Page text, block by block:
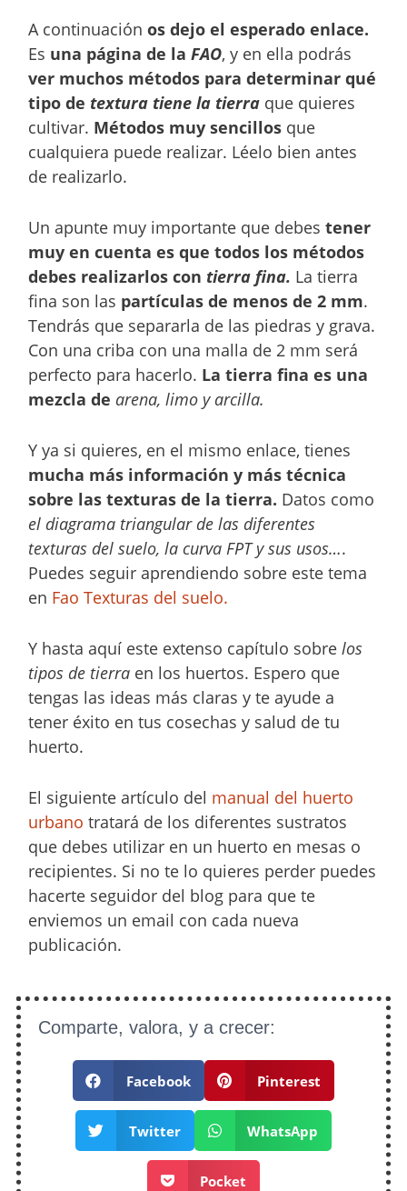
A continuaciónos dejo el esperado enlace.
Es una página de la FAO, y en ella podrás
ver muchos métodos para determinar qué
tipo de textura tiene la tierra que quieres
cultivar. Métodos muy sencillos que
cualquiera puede realizar. Léelo bien antes
de realizarlo.
Un apunte muy importante que debestener
muy en cuenta es que todos los métodos
debes realizarlos con tierra fina. La tierra
fina son las partículas de menos de 2 mm.
Tendrás que separarla de las piedras y grava.
Con una criba con una malla de 2 mm será
perfecto para hacerlo. La tierra fina es una
mezcla de arena, limo y arcilla.
Y ya si quieres, en el mismo enlace, tienes
mucha más información y más técnica
sobre las texturas de la tierra. Datos como
el diagrama triangular de las diferentes
texturas del suelo, la curva FPT y sus usos….
Puedes seguir aprendiendo sobre este tema
en Fao Texturas del suelo.
Y hasta aquí este extenso capítulo sobre los
tipos de tierra en los huertos. Espero que
tengas las ideas más claras y te ayude a
tener éxito en tus cosechas y salud de tu
huerto.
El siguiente artículo del manual del huerto
urbano tratará de los diferentes sustratos
que debes utilizar en un huerto en mesas o
recipientes. Si no te lo quieres perder puedes
hacerte seguidor del blog para que te
enviemos un email con cada nueva
publicación.
Comparte, valora, y a crecer:
Facebook Pinterest
Twitter WhatsApp
Pocket